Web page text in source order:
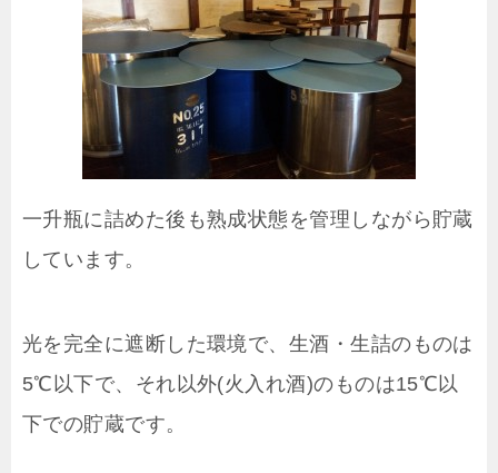
一升瓶に詰めた後も熟成状態を管理しながら貯蔵
しています。
光を完全に遮断した環境で、生酒・生詰のものは
5℃以下で、それ以外(火入れ酒)のものは15℃以
下での貯蔵です。